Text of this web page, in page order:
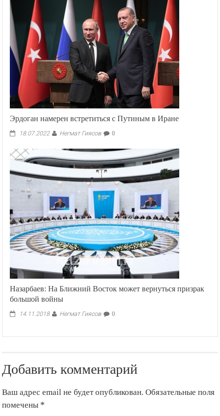
Эрдоган намерен встретиться с Путиным в Иране
18.07.2022 Негмат Гиясов 0
Назарбаев: На Ближний Восток может вернуться призрак
большой войны
14.11.2018 Негмат Гиясов 0
Добавить комментарий
Ваш адрес email не будет опубликован. Обязательные поля
помечены *